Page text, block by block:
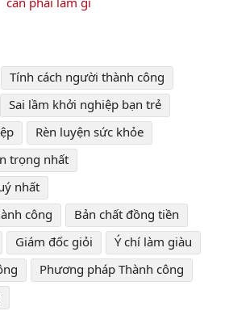
Tính cách người thành công
Sai lầm khởi nghiệp bạn trẻ
Rèn luyện sức khỏe
trọng nhất
nhất
công
Bản chất đồng tiền
Giám đốc giỏi
Ý chí làm giàu
Phương pháp Thành công